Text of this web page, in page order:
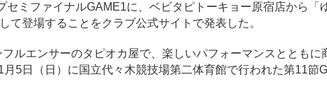
ミファイナルGAME1に、ベビタピトーキョー原宿店から「
て登場することをクラブ公式サイトで発表した。
ルエンサーのタピオカ屋で、楽しいパフォーマンスとともに
5日（日）に国立代々木競技場第二体育館で行われた第11節